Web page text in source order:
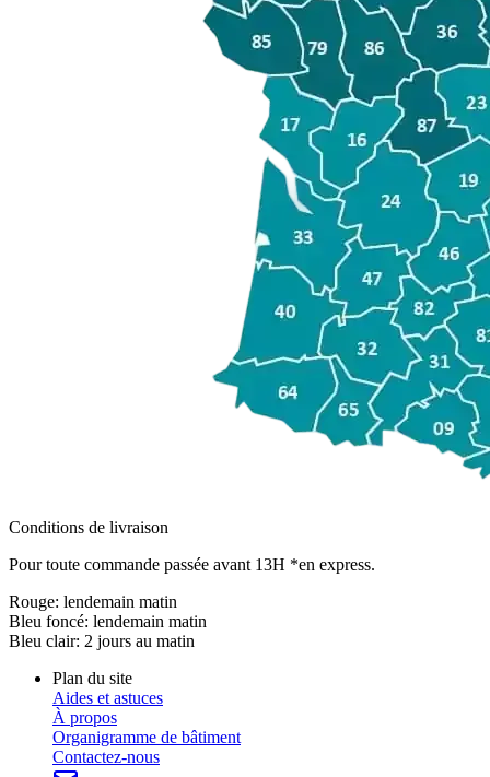
Conditions de livraison
Pour toute commande passée avant 13H *en express.
Rouge: lendemain matin
Bleu foncé: lendemain matin
Bleu clair: 2 jours au matin
Plan du site
Aides et astuces
À propos
Organigramme de bâtiment
Contactez-nous